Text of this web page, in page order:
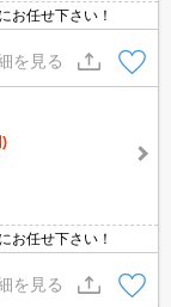
お任せ下さい！
を見る
)
お任せ下さい！
を見る